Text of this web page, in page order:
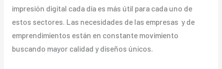
impresión digital cada día es más útil para cada uno de
estos sectores. Las necesidades de las empresas y de
emprendimientos están en constante movimiento
buscando mayor calidad y diseños únicos.